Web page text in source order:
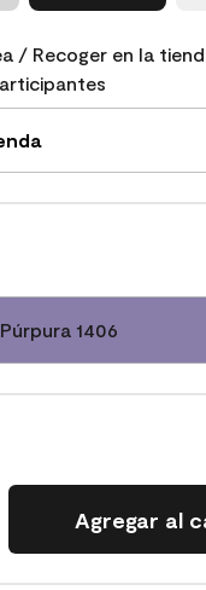
/ Recoger en la
1406
Agregar al